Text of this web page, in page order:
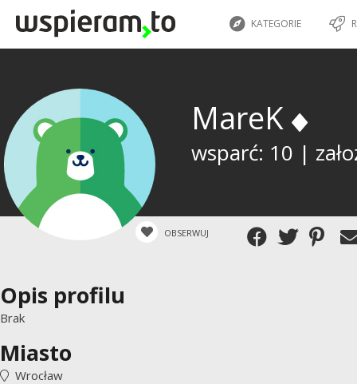
KATEGORIE
MareK
wsparć: 10 |
OBSERWUJ
Opis profilu
Brak
Miasto
Wrocław